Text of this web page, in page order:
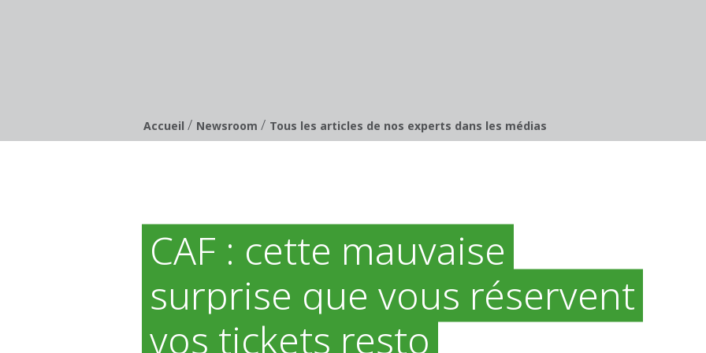
Breadcrumb
Accueil / Newsroom / Tous les articles de nos experts dans les médias
CAF : cette mauvaise
surprise que vous réservent
vos tickets resto